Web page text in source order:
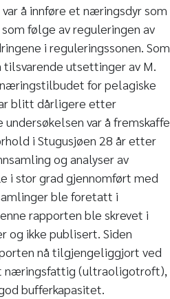
å innføre et næringsdyr som
følge av reguleringen av
i reguleringssonen. Som
utsettinger av M.
for pelagiske
blitt dårligere etter
var å fremskaffe
i Stugusjøen 28 år etter
og analyser av
i stor grad gjennomført med
ble foretatt i
rapporten ble skrevet i
og ikke publisert. Siden
nå tilgjengeliggjort ved
næringsfattig (ultraoligotroft),
bufferkapasitet.